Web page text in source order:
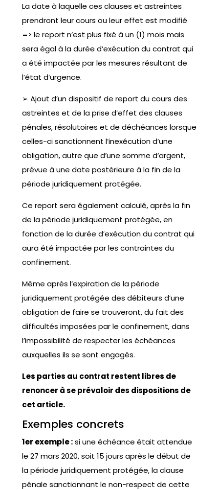
La date à laquelle ces clauses et astreintes
prendront leur cours ou leur effet est modifié
=> le report n’est plus fixé à un (1) mois mais
sera égal à la durée d’exécution du contrat qui
a été impactée par les mesures résultant de
l’état d’urgence.
➢ Ajout d’un dispositif de report du cours des
astreintes et de la prise d’effet des clauses
pénales, résolutoires et de déchéances lorsque
celles-ci sanctionnent l’inexécution d’une
obligation, autre que d’une somme d’argent,
prévue à une date postérieure à la fin de la
période juridiquement protégée.
Ce report sera également calculé, après la fin
de la période juridiquement protégée, en
fonction de la durée d’exécution du contrat qui
aura été impactée par les contraintes du
confinement.
Même après l’expiration de la période
juridiquement protégée des débiteurs d’une
obligation de faire se trouveront, du fait des
difficultés imposées par le confinement, dans
l’impossibilité de respecter les échéances
auxquelles ils se sont engagés.
Les parties au contrat restent libres de
renoncer à se prévaloir des dispositions de
cet article.
Exemples concrets
1er exemple :si une échéance était attendue
le 27 mars 2020, soit 15 jours après le début de
la période juridiquement protégée, la clause
pénale sanctionnant le non-respect de cette